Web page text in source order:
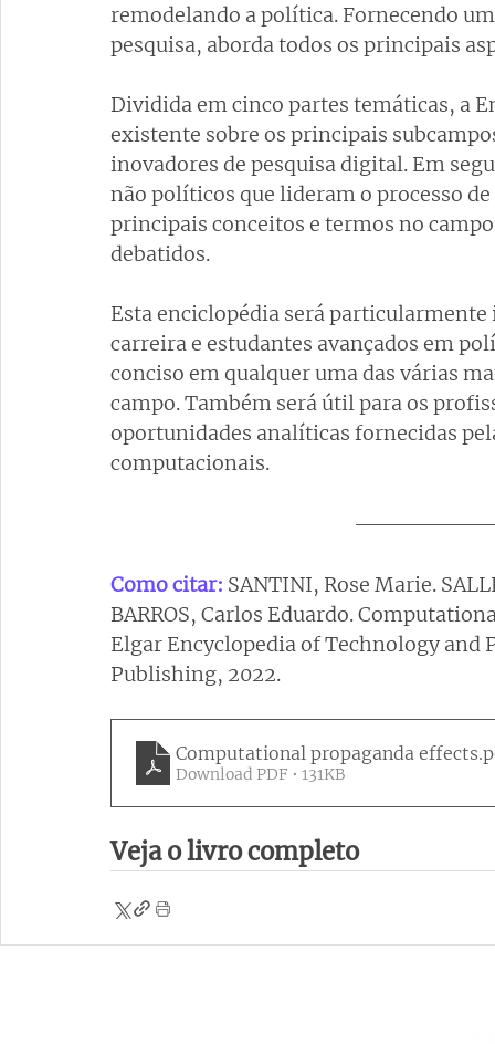
remodelando a política. Fornecendo
pesquisa, aborda todos os principais
Dividida em cinco partes temáticas, a
existente sobre os principais
inovadores de pesquisa digital. Em
não políticos que lideram o processo
principais conceitos e termos no
debatidos.
Esta enciclopédia será
carreira e estudantes avançados em
conciso em qualquer uma das várias
campo. Também será útil para os
oportunidades analíticas fornecidas
computacionais.
Como citar: SANTINI, Rose Marie.
BARROS, Carlos Eduardo.
Elgar Encyclopedia of Technology
Publishing, 2022.
Computational propaganda effects
Download PDF • 131KB
Veja o livro completo